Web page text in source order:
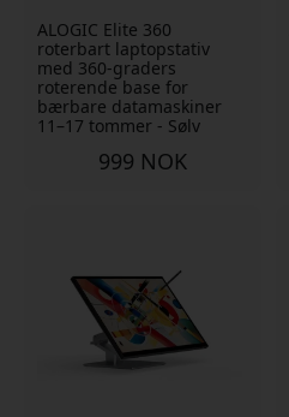
ALOGIC Elite 360
roterbart laptopstativ
med 360-graders
roterende base for
bærbare datamaskiner
11–17 tommer - Sølv
999 NOK